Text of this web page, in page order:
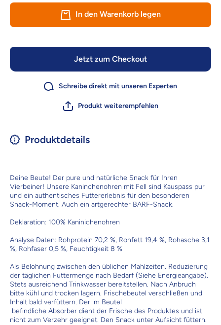
In den Warenkorb legen
Jetzt zum Checkout
Schreibe direkt mit unseren Experten
Produkt weiterempfehlen
Produktdetails
Deine Beute! Der pure und natürliche Snack für Ihren
Vierbeiner! Unsere Kaninchenohren mit Fell sind Kauspass pur
und ein authentisches Futtererlebnis für den besonderen
Snack-Moment. Auch ein artgerechter BARF-Snack.
Deklaration: 100% Kaninichenohren
Analyse Daten: Rohprotein 70,2 %, Rohfett 19,4 %, Rohasche 3,1
%, Rohfaser 0,5 %, Feuchtigkeit 8 %
Als Belohnung zwischen den üblichen Mahlzeiten. Reduzierung
der täglichen Futtermenge nach Bedarf (Siehe Energieangabe).
Stets ausreichend Trinkwasser bereitstellen. Nach Anbruch
bitte kühl und trocken lagern. Frischebeutel verschließen und
Inhalt bald verfüttern. Der im Beutel
befindliche Absorber dient der Frische des Produktes und ist
nicht zum Verzehr geeignet. Den Snack unter Aufsicht füttern.